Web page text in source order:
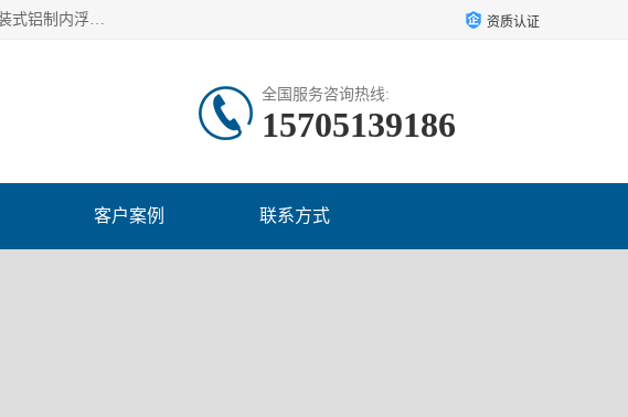
连云港爱德石化机械有限公司主要产品有：鹤管、旋转接头、密封圈、输油臂、储运定量装车系统及油气回收，组装式铝制内浮盘及油罐附件、钢结构栈桥/平台、活动梯、紧急脱离拉断阀等。完备的制造和检测手段以及高素质的员工确保了产品的质量。 资质认证
全国服务咨询热线:
15705139186
客户案例 联系方式